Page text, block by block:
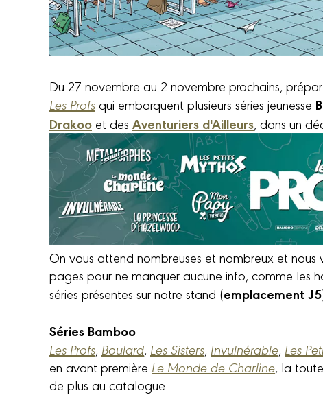
Du 27 novembre au 2 novembre prochains,
Les Profsqui embarquent plusieurs séries jeunesse
Drakoo et des Aventuriers d'Ailleurs, dans un
On vous attend nombreuses et nombreux et
pages pour ne manquer aucune info, comme les
séries présentes sur notre stand (emplacement J5
Séries Bamboo
Les Profs, Boulard, Les Sisters, Invulnérable, Les
en avant première Le Monde de Charline, la
de plus au catalogue.